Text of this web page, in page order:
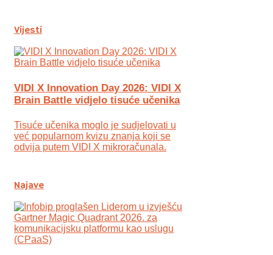
Vijesti
VIDI X Innovation Day 2026: VIDI X
Brain Battle vidjelo tisuće učenika
Tisuće učenika moglo je sudjelovati u
već popularnom kvizu znanja koji se
odvija putem VIDI X mikroračunala.
Najave